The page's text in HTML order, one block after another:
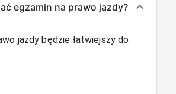
egzamin na prawo jazdy?
jazdy będzie łatwiejszy do